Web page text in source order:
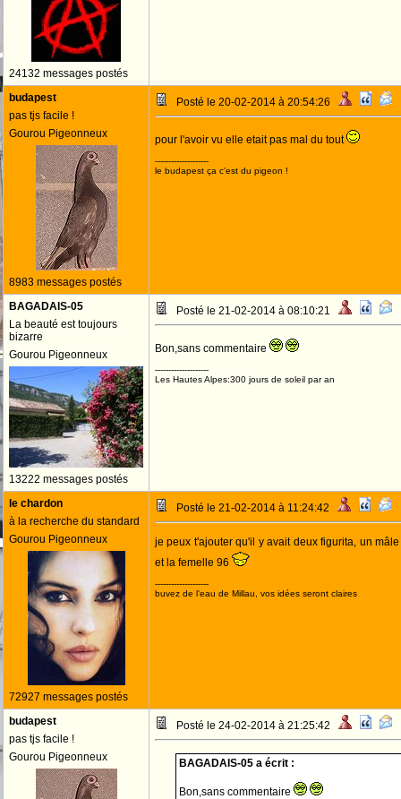
24132 messages postés
budapest
pas tjs facile !
Gourou Pigeonneux
8983 messages postés
Posté le 20-02-2014 à 20:54:26
pour l'avoir vu elle etait pas mal du tout
--------------------
le budapest ça c'est du pigeon !
BAGADAIS-05
La beauté est toujours
bizarre
Gourou Pigeonneux
13222 messages postés
Posté le 21-02-2014 à 08:10:21
Bon,sans commentaire
--------------------
Les Hautes Alpes:300 jours de soleil par an
le chardon
à la recherche du standard
Gourou Pigeonneux
72927 messages postés
Posté le 21-02-2014 à 11:24:42
je peux t'ajouter qu'il y avait deux figurita, un
et la femelle 96
--------------------
buvez de l'eau de Millau, vos idées seront claires
budapest
pas tjs facile !
Gourou Pigeonneux
Posté le 24-02-2014 à 21:25:42
BAGADAIS-05 a écrit :
Bon,sans commentaire